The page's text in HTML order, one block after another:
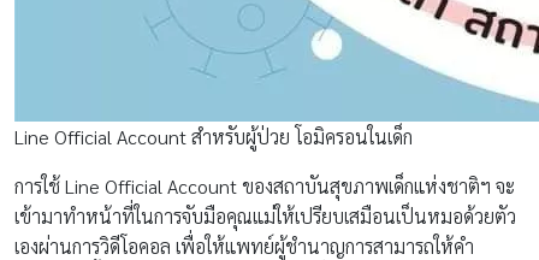
Line Official Account สำหรับผู้ป่วย โอมิครอนในเด็ก
การใช้ Line Official Account ของสถาบันสุขภาพเด็กแห่งชาติฯ จะ
เข้ามาทำหน้าที่ในการจับมือคุณแม่ให้เปรียบเสมือนเป็นหมอด้วยตัว
เองผ่านการวิดีโอคอล เพื่อให้แพทย์ผู้ชำนาญการสามารถให้คำ